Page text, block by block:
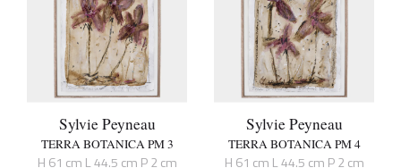
Sylvie Peyneau
TERRA BOTANICA PM 3
H 61 cm L 44.5 cm P 2 cm
Sylvie Peyneau
TERRA BOTANICA PM 4
H 61 cm L 44.5 cm P 2 cm